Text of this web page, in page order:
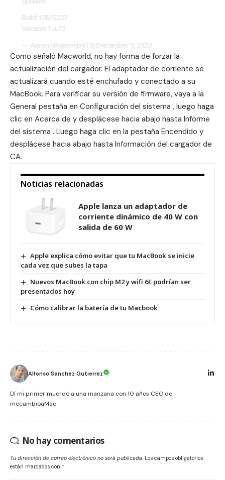
Como señaló Macworld, no hay forma de forzar la
actualización del cargador. El adaptador de corriente se
actualizará cuando esté enchufado y conectado a su
MacBook. Para verificar su versión de firmware, vaya a la
General pestaña en Configuración del sistema , luego haga
clic en Acerca de y desplácese hacia abajo hasta Informe
del sistema . Luego haga clic en la pestaña Encendido y
desplácese hacia abajo hasta Información del cargador de
CA.
Noticias relacionadas
Apple lanza un adaptador de
corriente dinámico de 40 W con
salida de 60 W
Apple explica cómo evitar que tu MacBook se inicie
cada vez que subes la tapa
Nuevos MacBook con chip M2 y wifi 6E podrían ser
presentados hoy
Cómo calibrar la batería de tu Macbook
Alfonso Sanchez Gutierrez
Dí mi primer muerdo a una manzana con 10 años CEO de
mecambioaMac
No hay comentarios
Tu dirección de correo electrónico no será publicada. Los campos obligatorios
están marcados con *